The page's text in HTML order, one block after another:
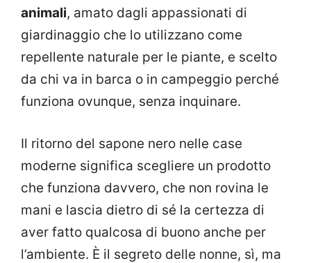
animali, amato dagli appassionati di
giardinaggio che lo utilizzano come
repellente naturale per le piante, e scelto
da chi va in barca o in campeggio perché
funziona ovunque, senza inquinare.
Il ritorno del sapone nero nelle case
moderne significa scegliere un prodotto
che funziona davvero, che non rovina le
mani e lascia dietro di sé la certezza di
aver fatto qualcosa di buono anche per
l’ambiente. È il segreto delle nonne, sì, ma